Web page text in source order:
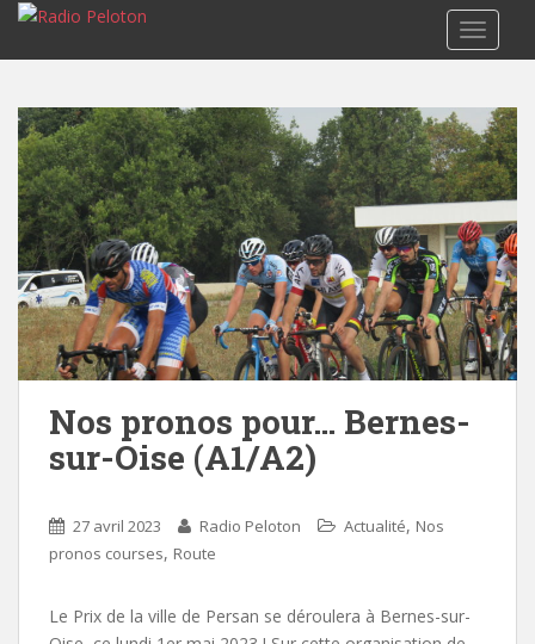
Nos pronos pour… Bernes-
sur-Oise (A1/A2)
27 avril 2023 Radio Peloton Actualité, Nos
pronos courses, Route
Le Prix de la ville de Persan se déroulera à Bernes-sur-